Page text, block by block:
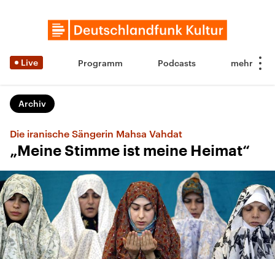
Live Programm Podcasts
Archiv
Die iranische Sängerin Mahsa Vahdat
„Meine Stimme ist meine Heimat“